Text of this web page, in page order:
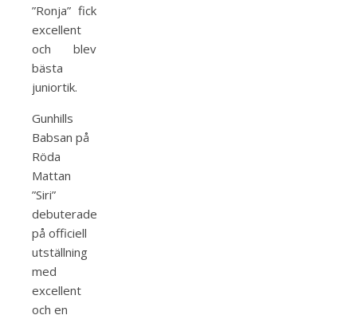
”Ronja” fick
excellent
och blev
bästa
juniortik.
Gunhills
Babsan på
Röda
Mattan
”Siri”
debuterade
på officiell
utställning
med
excellent
och en